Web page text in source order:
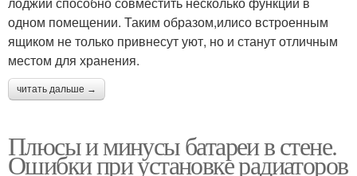
одном помещении. Таким образом,илисо встроенным
ящиком не только привнесут уют, но и станут отличным
местом для хранения.
читать дальше →
Плюсы и минусы батареи в стене.
Ошибки при установке радиаторов